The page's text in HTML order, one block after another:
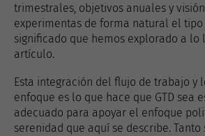
trimestrales, objetivos anuales y
experimentas de forma natural el tipo
significado que hemos explorado a lo
artículo.
Esta integración del flujo de trabajo y
enfoque es lo que hace que GTD sea
adecuado para apoyar el enfoque
serenidad que aquí se describe. Tanto